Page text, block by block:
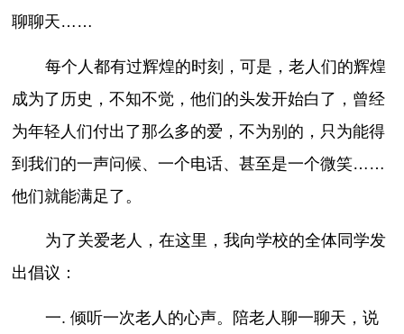
聊聊天……
每个人都有过辉煌的时刻，可是，老人们的辉煌
成为了历史，不知不觉，他们的头发开始白了，曾经
为年轻人们付出了那么多的爱，不为别的，只为能得
到我们的一声问候、一个电话、甚至是一个微笑……
他们就能满足了。
为了关爱老人，在这里，我向学校的全体同学发
出倡议：
一. 倾听一次老人的心声。陪老人聊一聊天，说